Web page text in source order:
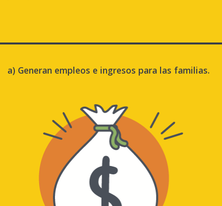
a) Generan empleos e ingresos para las familias.